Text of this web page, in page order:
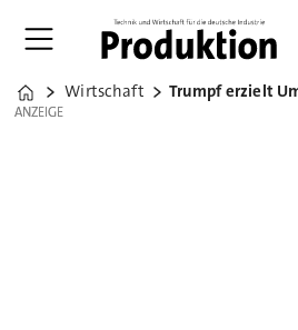
Home
Wirtschaft
ANZEIGE
ANZEIGE